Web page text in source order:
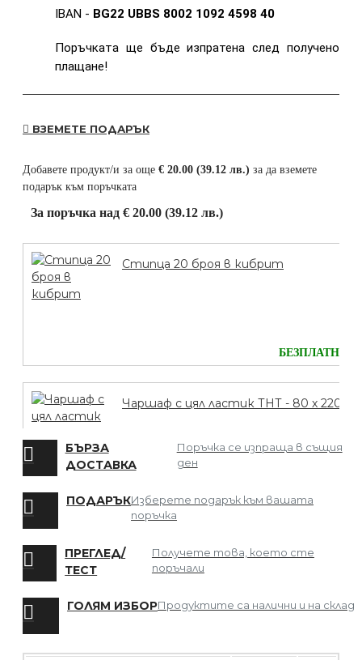
IBAN - BG22 UBBS 8002 1092 4598 40
Поръчката ще бъде изпратена след получено
плащане!
ВЗЕМЕТЕ ПОДАРЪК
Добавете продукт/и за още € 20.00 (39.12 лв.) за да вземете
подарък към поръчката
За поръчка над € 20.00 (39.12 лв.)
Стипца 20 броя в кибрит
БЕЗПЛАТНО
Чаршаф с цял ластик ТНТ - 80 х 220
БЪРЗА
ДОСТАВКА
Поръчка се изпраща в същия
ден
ПОДАРЪКИзберете подарък към вашата
поръчка
ПРЕГЛЕД/
ТЕСТ
Получете това, което сте
поръчали
ГОЛЯМ ИЗБОРПродуктите са налични и на склад